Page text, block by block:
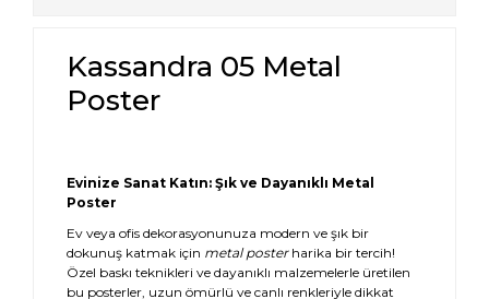
Kassandra 05 Metal
Poster
Evinize Sanat Katın: Şık ve Dayanıklı Metal
Poster
Ev veya ofis dekorasyonunuza modern ve şık bir
dokunuş katmak için metal posterharika bir tercih!
Özel baskı teknikleri ve dayanıklı malzemelerle üretilen
bu posterler, uzun ömürlü ve canlı renkleriyle dikkat